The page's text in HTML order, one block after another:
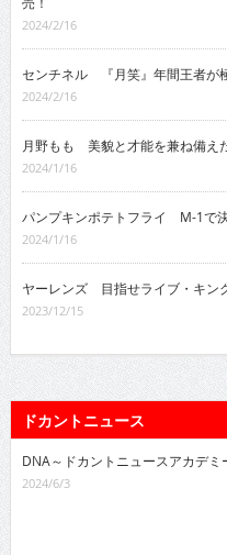
2024/2/16
センチネル 『月笑』年間王者が
2024/2/16
月野もも 美貌と才能を兼ね備え
2024/1/16
パンプキンポテトフライ M-1で
2024/1/16
ヤーレンズ 目指せライブ・キン
2023/12/15
ドカントニュース
DNA～ドカントニュースアカデ
2024/6/3